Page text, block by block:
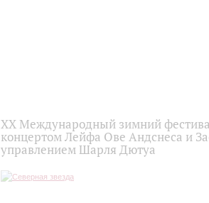
XX Международный зимний
концертом Лейфа Ове Андснеса и
управлением Шарля Дютуа